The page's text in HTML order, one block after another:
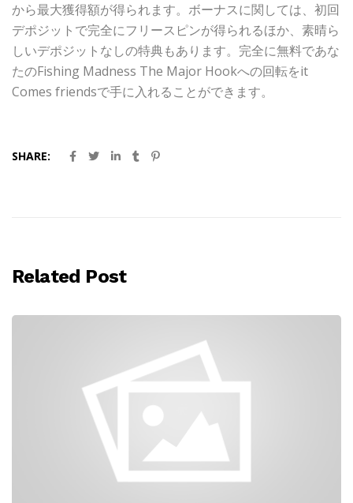
から最大獲得額が得られます。ボーナスに関しては、初回
デポジットで完全にフリースピンが得られるほか、素晴ら
しいデポジットなしの特典もあります。完全に無料であな
たのFishing Madness The Major Hookへの回転をit
Comes friendsで手に入れることができます。
SHARE:
Related Post